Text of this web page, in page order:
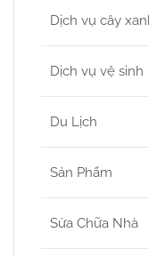
Dịch vụ cây
Dịch vụ vệ sinh
Du Lịch
Sản Phẩm
Sửa Chữa Nhà